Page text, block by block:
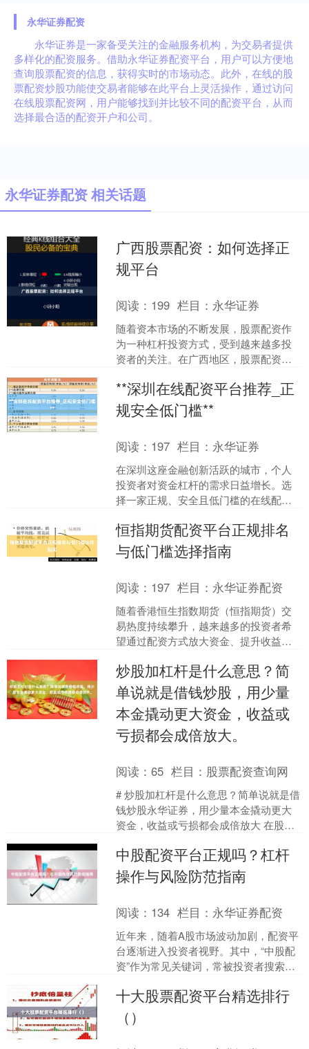
永华证券配资
永华证券是一家备受关注的金融服务机构，为交易者提供
多样化的配资服务。借助永华证券配资平台，用户可以方便地
查询股票配资的信息，获得实时的市场动态。此外，在线的股
票配资炒股功能使交易者能够在此平台上灵活操作，通过访问
在线股票配资网，用户能够找到并比较不同的配资平台，从而
选择最合适的配资开户和公司。
永华证券配资 相关话题
广西股票配资：如何选择正
规平台
阅读： 199 栏目： 永华证券
随着资本市场的不断发展，股票配资作
为一种杠杆投资方式，受到越来越多投
资者的关注。在广西地区，股票配资平
资者而言，如何从众多平台....
**深圳在线配资平台推荐_正
规安全低门槛**
阅读： 197 栏目： 永华证券
在深圳这座金融创新活跃的城市，个人
投资者对资金杠杆的需求日益增长。选
择一家正规、安全且低门槛的在线配资
本文将为您梳理深圳地区值....
恒指期货配资平台正规排名
与低门槛选择指南
阅读： 197 栏目： 永华证券配资
随着香港恒生指数期货（恒指期货）交
易热度持续攀升，越来越多的投资者希
望通过配资方式放大资金、提升收益。
选择正规平台、实现低门槛....
炒股加杠杆是什么意思？简
单说就是借钱炒股，用少量
本金撬动更大资金，收益或
亏损都会成倍放大。
阅读：65 栏目： 股票配资查询网
# 炒股加杠杆是什么意思？简单说就是借
钱炒股永华证券，用少量本金撬动更大
资金，收益或亏损都会成倍放大 在股票
其受到追求高回....
中股配资平台正规吗？杠杆
操作与风险防范指南
阅读： 134 栏目： 永华证券配资
近年来，随着A股市场波动加剧，配资平
台逐渐进入投资者视野。其中，“中股配
资”作为常见关键词，常被投资者搜索。
如何规避风险？本文....
十大股票配资平台精选排行
（）